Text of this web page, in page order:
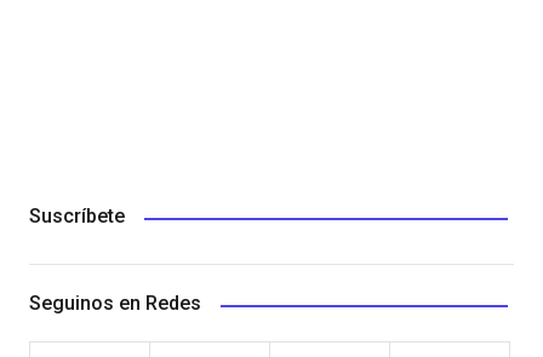
Suscríbete
Seguinos en Redes